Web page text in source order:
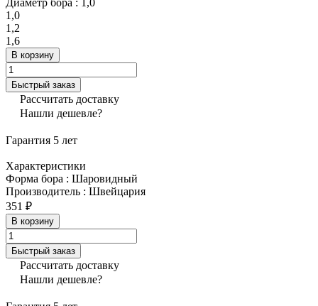
1,0
1,2
1,6
В корзину
Быстрый заказ
Рассчитать доставку
Нашли дешевле?
Гарантия 5 лет
Характеристики
Форма бора : Шаровидный
Производитель : Швейцария
351 ₽
В корзину
Быстрый заказ
Рассчитать доставку
Нашли дешевле?